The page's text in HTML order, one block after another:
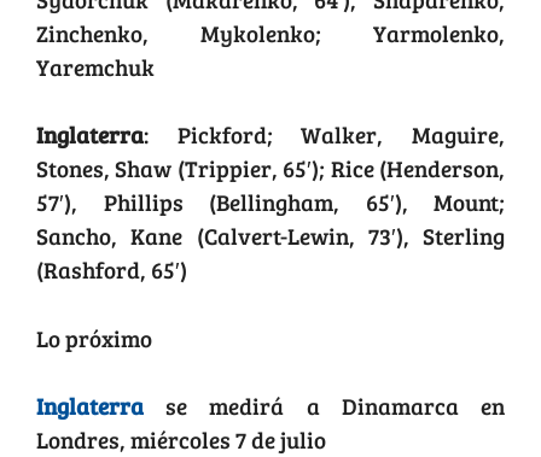
Zinchenko, Mykolenko; Yarmolenko,
Yaremchuk
Inglaterra: Pickford; Walker, Maguire,
Stones, Shaw (Trippier, 65′); Rice (Henderson,
57′), Phillips (Bellingham, 65′), Mount;
Sancho, Kane (Calvert-Lewin, 73′), Sterling
(Rashford, 65′)
Lo próximo
Inglaterra se medirá a Dinamarca en
Londres, miércoles 7 de julio